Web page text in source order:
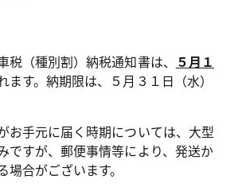
税（種別割）納税通知書は、 ５月１
ます。納期限は、５月３１日（水）
お手元に届く時期については、大型
ですが、郵便事情等により、発送か
場合がございます。